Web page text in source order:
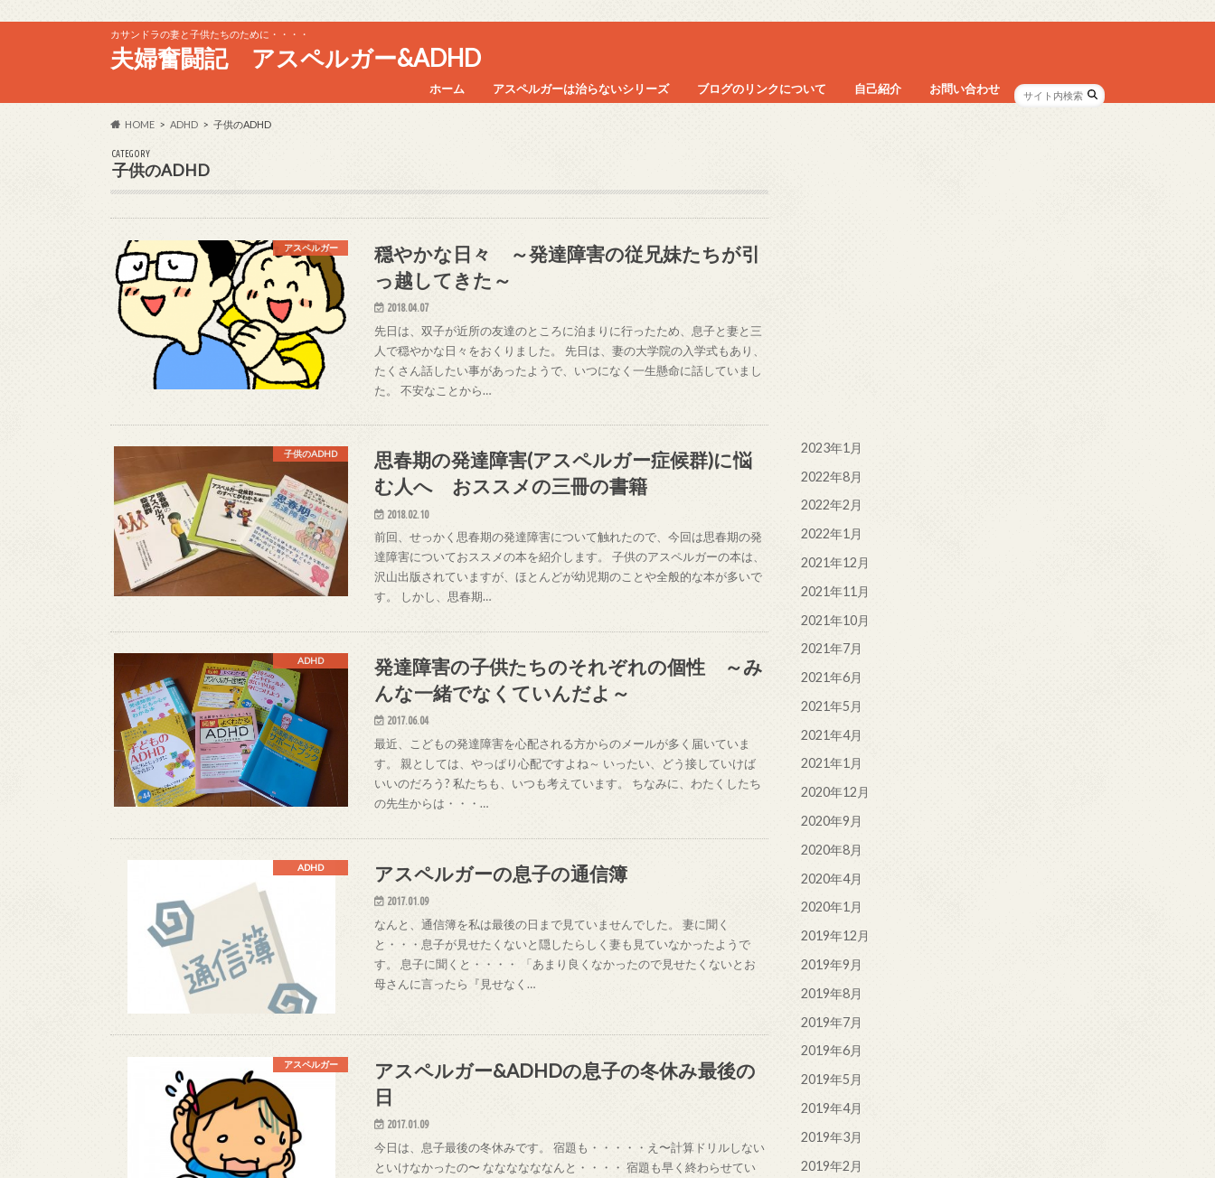
カサンドラの妻と子供たちのために・・・・
夫婦奮闘記 アスペルガー&ADHD
ホーム アスペルガーは治らないシリーズ ブログのリンクについて 自己紹介 お問い合わせ
HOME ADHD 子供のADHD
CATEGORY
子供のADHD
アスペルガー
穏やかな日々 ～発達障害の従兄妹たちが引
っ越してきた～
2018.04.07
先日は、双子が近所の友達のところに泊まりに行ったため、息子と妻と三
人で穏やかな日々をおくりました。 先日は、妻の大学院の入学式もあり、
たくさん話したい事があったようで、いつになく一生懸命に話していまし
た。 不安なことから…
子供のADHD
思春期の発達障害(アスペルガー症候群)に悩
む人へ おススメの三冊の書籍
2018.02.10
前回、せっかく思春期の発達障害について触れたので、今回は思春期の発
達障害についておススメの本を紹介します。 子供のアスペルガーの本は、
沢山出版されていますが、ほとんどが幼児期のことや全般的な本が多いで
す。 しかし、思春期…
ADHD
発達障害の子供たちのそれぞれの個性 ～み
んな一緒でなくていんだよ～
2017.06.04
最近、こどもの発達障害を心配される方からのメールが多く届いていま
す。 親としては、やっぱり心配ですよね～ いったい、どう接していけば
いいのだろう? 私たちも、いつも考えています。 ちなみに、わたくしたち
の先生からは・・・…
ADHD アスペルガーの息子の通信簿
2017.01.09
なんと、通信簿を私は最後の日まで見ていませんでした。 妻に聞く
と・・・息子が見せたくないと隠したらしく妻も見ていなかったようで
す。 息子に聞くと・・・・ 「あまり良くなかったので見せたくないとお
母さんに言ったら『見せなく…
アスペルガー
アスペルガー&ADHDの息子の冬休み最後の
日
2017.01.09
今日は、息子最後の冬休みです。 宿題も・・・・・え〜計算ドリルしない
といけなかったの〜 ななななななんと・・・・ 宿題も早く終わらせてい
2023年1月
2022年8月
2022年2月
2022年1月
2021年12月
2021年11月
2021年10月
2021年7月
2021年6月
2021年5月
2021年4月
2021年1月
2020年12月
2020年9月
2020年8月
2020年4月
2020年1月
2019年12月
2019年9月
2019年8月
2019年7月
2019年6月
2019年5月
2019年4月
2019年3月
2019年2月